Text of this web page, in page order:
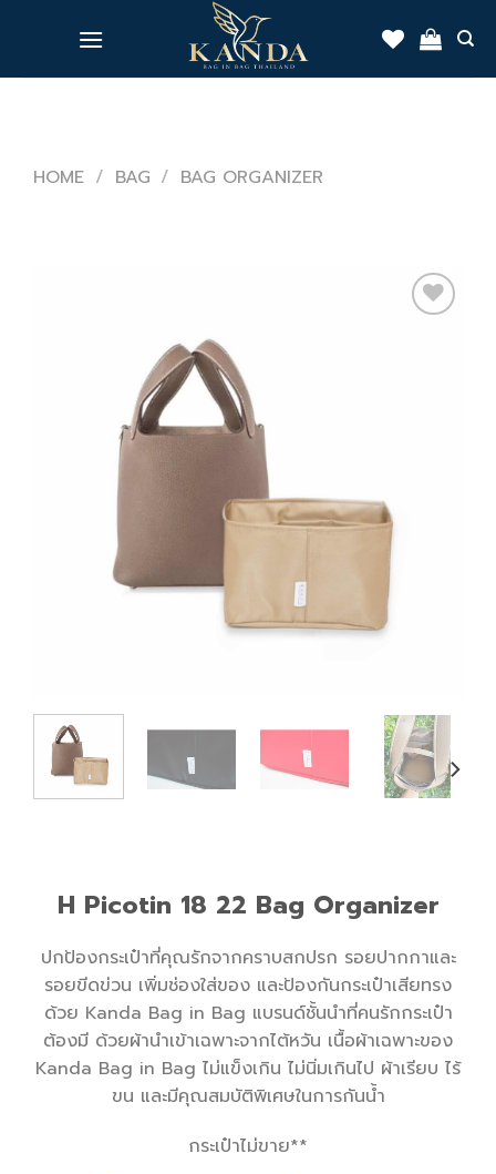
HOME / BAG / BAG ORGANIZER
H Picotin 18 22 Bag Organizer
ปกป้องกระเป๋าที่คุณรักจากคราบสกปรก รอยปากกาและ
รอยขีดข่วน เพิ่มช่องใส่ของ และป้องกันกระเป๋าเสียทรง
ด้วย Kanda Bag in Bag แบรนด์ชั้นนำที่คนรักกระเป๋า
ต้องมี ด้วยผ้านำเข้าเฉพาะจากไต้หวัน เนื้อผ้าเฉพาะของ
Kanda Bag in Bag ไม่แข็งเกิน ไม่นิ่มเกินไป ผ้าเรียบ ไร้
ขน และมีคุณสมบัติพิเศษในการกันน้ำ
กระเป๋าไม่ขาย**